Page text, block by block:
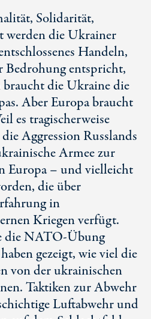
Solidarität,
die Ukrainer
Handeln,
Bedrohung entspricht,
die Ukraine die
Aber Europa braucht
es tragischerweise
Aggression Russlands
Armee zur
Europa – und vielleicht
die über
in
Kriegen verfügt.
die NATO-Übung
gezeigt, wie viel die
von der ukrainischen
Taktiken zur Abwehr
Luftabwehr und